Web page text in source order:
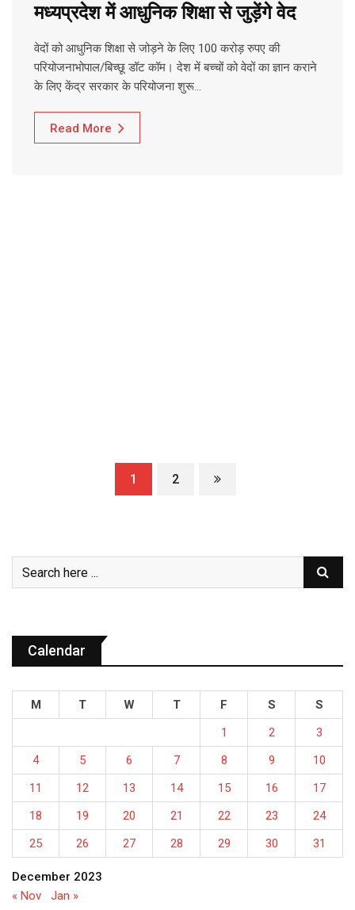
मध्यप्रदेश में आधुनिक शिक्षा से जुड़ेंगे वेद
वेदों को आधुनिक शिक्षा से जोड़ने के लिए 100 करोड़ रुपए की
परियोजनाभोपाल/बिच्छू डॉट कॉम। देश में बच्चों को वेदों का ज्ञान कराने
के लिए केंद्र सरकार के परियोजना शुरू…
Read More
1 2
Calendar
December 2023
M T W T F S
S
1
2
3
4
5 6 7 8 9
10
11
12 13 14 15 16
17
18
19 20 21 22 23
24
25
26 27 28 29 30 31
« Nov Jan »